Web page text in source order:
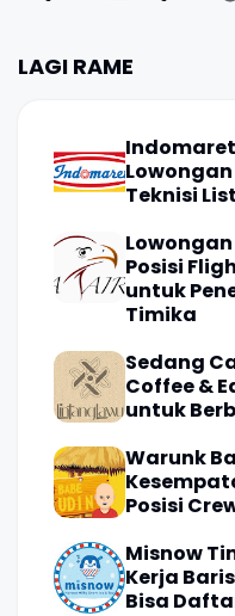
LAGI RAME
Teknisi
Posisi
untuk
Timika
Sedang
Coffee &
untuk
Warunk
Posisi
Misnow
Kerja
Bisa